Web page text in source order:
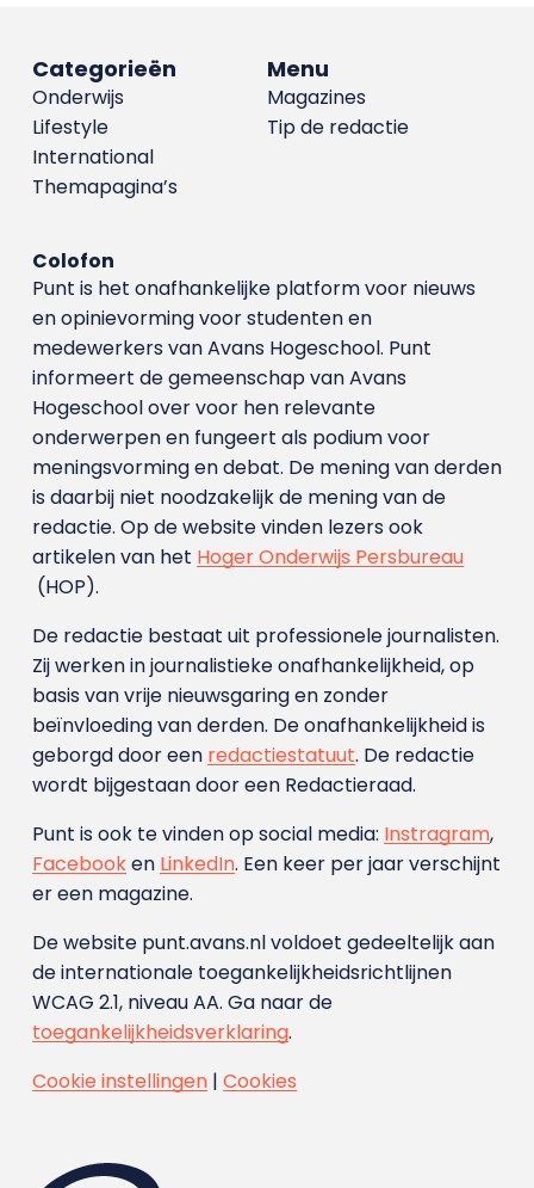
Menu
Magazines
Tip de redactie
Categorieën
Onderwijs
Lifestyle
International
Themapagina’s
Colofon
Punt is het onafhankelijke platform voor nieuws
en opinievorming voor studenten en
medewerkers van Avans Hoge­school. Punt
informeert de gemeenschap van Avans
Hogeschool over voor hen relevante
onderwerpen en fungeert als podium voor
meningsvorming en debat. De mening van derden
is daarbij niet noodzakelijk de mening van de
redactie. Op de website vinden lezers ook
artikelen van het Hoger Onderwijs Persbureau
(HOP).
De redactie bestaat uit professionele journalisten.
Zij werken in journalistieke onafhankelijkheid, op
basis van vrije nieuwsgaring en zonder
beïnvloeding van derden. De onafhankelijkheid is
geborgd door een redactiestatuut. De redactie
wordt bijgestaan door een Redactieraad.
Punt is ook te vinden op social media: Instragram,
Facebooken LinkedIn. Een keer per jaar verschijnt
er een magazine.
De website punt.avans.nl voldoet gedeeltelijk aan
de internationale toegankelijkheidsrichtlijnen
WCAG 2.1, niveau AA. Ga naar de
toegankelijkheidsverklaring.
Cookie instellingen| Cookies